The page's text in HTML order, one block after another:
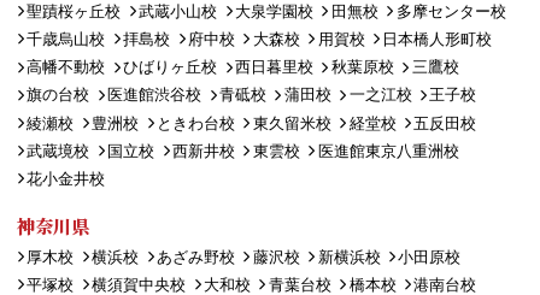
聖蹟桜ヶ丘校
武蔵小山校 大泉学園校 田無校
多摩センター校
千歳烏山校
拝島校 府中校 大森校 用賀校
日本橋人形町校
高幡不動校
ひばりヶ丘校 西日暮里校 秋葉原校
三鷹校
旗の台校
医進館渋谷校 青砥校 蒲田校 一之江校
王子校
綾瀬校
豊洲校 ときわ台校 東久留米校 経堂校
五反田校
武蔵境校
国立校 西新井校 東雲校
医進館東京八重洲校
花小金井校
神奈川県
厚木校 横浜校 あざみ野校 藤沢校 新横浜校
小田原校
平塚校
横須賀中央校 大和校 青葉台校 橋本校
港南台校